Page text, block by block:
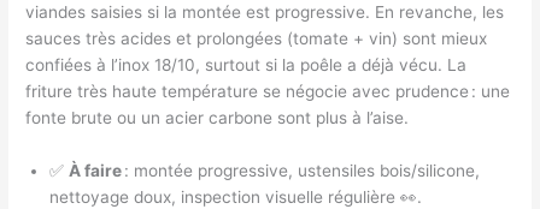
viandes saisies si la montée est progressive. En revanche, les
sauces très acides et prolongées (tomate + vin) sont mieux
confiées à l’inox 18/10, surtout si la poêle a déjà vécu. La
friture très haute température se négocie avec prudence : une
fonte brute ou un acier carbone sont plus à l’aise.
✅ À faire: montée progressive, ustensiles bois/silicone,
nettoyage doux, inspection visuelle régulière 👀.